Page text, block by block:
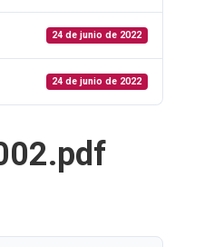
24 de junio de 2022
24 de junio de 2022